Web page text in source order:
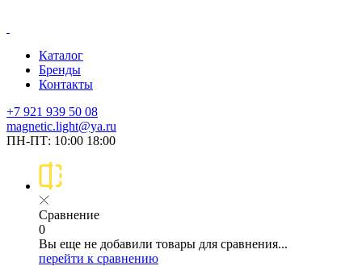
Каталог
Бренды
Контакты
+7 921 939 50 08
magnetic.light@ya.ru
ПН-ПТ: 10:00 18:00
Сравнение
0
Вы еще не добавили товары для сравнения...
перейти к сравнению